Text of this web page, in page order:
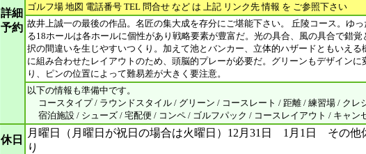
詳細
予約
ゴルフ場 地図 電話番号 TEL 問合せ など は 上記 リンク先 情報 を ご参照下さい
故井上誠一の最後の作品。名匠の集大成を存分にご堪能下さい。 丘陵コース。ゆ
る18ホールは各ホールに個性があり戦略要素が豊富だ。光の具合、風の具合で錯覚
択の間違いを生じやすいつくり。加えて池とバンカー、立体的ハザードともいえる
に組み合わせたレイアウトのため、頭脳的プレーが必要だ。グリーンもデザインに
り、ピンの位置によって難易差が大きく要注意。
以下の情報も準備中です。
コースタイプ / ラウンドスタイル / グリーン / コースレート / 距離 / 練習場 / クレ
宿泊施設 / シューズ / 宅配便 / コンペ / ゴルフパック / コースレイアウト / キャン
休日
月曜日（月曜日が祝日の場合は火曜日）12月31日 1月1日 その他
り